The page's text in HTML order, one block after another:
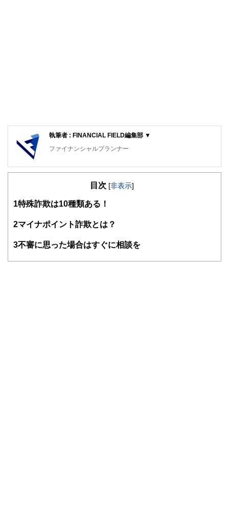
執筆者 : FINANCIAL FIELD編集部 ▼
ファイナンシャルプランナー
FinancialField編集部は、金融、経済に関する記事を、日々
知識がない方でも理解できるようわかりやすく発信していま
得者を中心に「お金や暮らし」に関する書籍・雑誌の編集経
験者で構成され、企画立案から記事掲載まですべての工程に
目次 [非表示]
1 特殊詐欺は10種類ある！
2マイナポイント詐欺とは？
3不審に思った場合はすぐに相談を